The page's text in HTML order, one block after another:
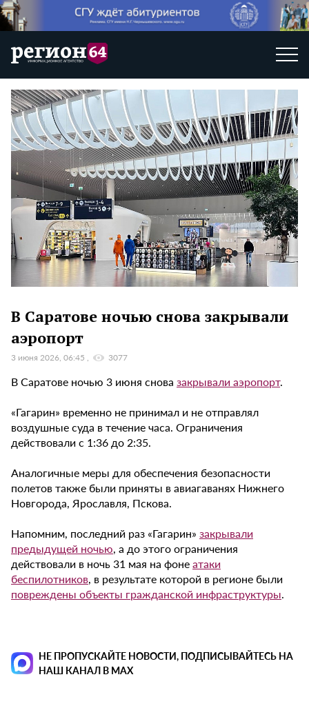
В Саратове ночью снова закрывали
аэропорт
3 июня 2026, 06:45 3077
В Саратове ночью 3 июня снова закрывали аэропорт.
«Гагарин» временно не принимал и не отправлял
воздушные суда в течение часа. Ограничения
действовали с 1:36 до 2:35.
Аналогичные меры для обеспечения безопасности
полетов также были приняты в авиагаванях Нижнего
Новгорода, Ярославля, Пскова.
Напомним, последний раз «Гагарин» закрывали
предыдущей ночью, а до этого ограничения
действовали в ночь 31 мая на фонеатаки
беспилотников, в результате которой в регионе были
повреждены объекты гражданской инфраструктуры.
НЕ ПРОПУСКАЙТЕ НОВОСТИ, ПОДПИСЫВАЙТЕСЬ НА
НАШ КАНАЛ В MAX